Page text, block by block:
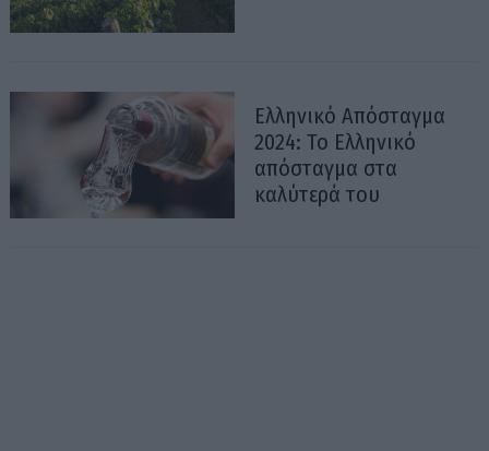
Ελληνικό Απόσταγμα
2024: Το Ελληνικό
απόσταγμα στα
καλύτερά του